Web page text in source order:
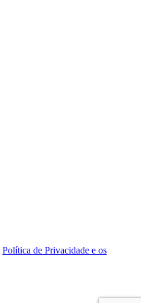
Política de Privacidade e os